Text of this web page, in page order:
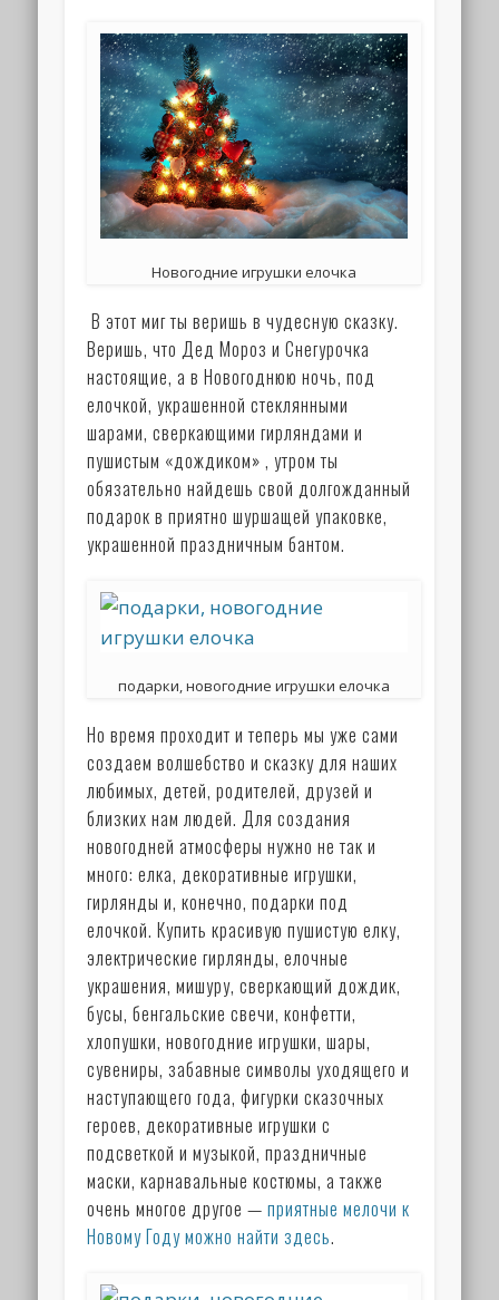
Новогодние игрушки елочка
В этот миг ты веришь в чудесную сказку.
Веришь, что Дед Мороз и Снегурочка
настоящие, а в Новогоднюю ночь, под
елочкой, украшенной стеклянными
шарами, сверкающими гирляндами и
пушистым «дождиком» , утром ты
обязательно найдешь свой долгожданный
подарок в приятно шуршащей упаковке,
украшенной праздничным бантом.
подарки, новогодние игрушки елочка
Но время проходит и теперь мы уже сами
создаем волшебство и сказку для наших
любимых, детей, родителей, друзей и
близких нам людей. Для создания
новогодней атмосферы нужно не так и
много: елка, декоративные игрушки,
гирлянды и, конечно, подарки под
елочкой. Купить красивую пушистую елку,
электрические гирлянды, елочные
украшения, мишуру, сверкающий дождик,
бусы, бенгальские свечи, конфетти,
хлопушки, новогодние игрушки, шары,
сувениры, забавные символы уходящего и
наступающего года, фигурки сказочных
героев, декоративные игрушки с
подсветкой и музыкой, праздничные
маски, карнавальные костюмы, а также
очень многое другое —приятные мелочи к
Новому Году можно найти здесь.